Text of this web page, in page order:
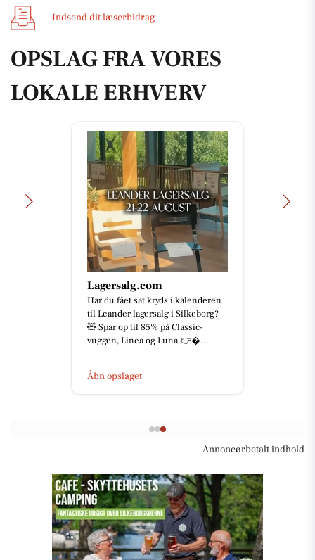
Indsend dit læserbidrag
OPSLAG FRA VORES
LOKALE ERHVERV
Lagersalg.com
Har du fået sat kryds i kalenderen
til Leander lagersalg i Silkeborg?
🧸 Spar op til 85% på Classic-
vuggen, Linea og Luna 👉...
Åbn opslaget
Annoncørbetalt indhold